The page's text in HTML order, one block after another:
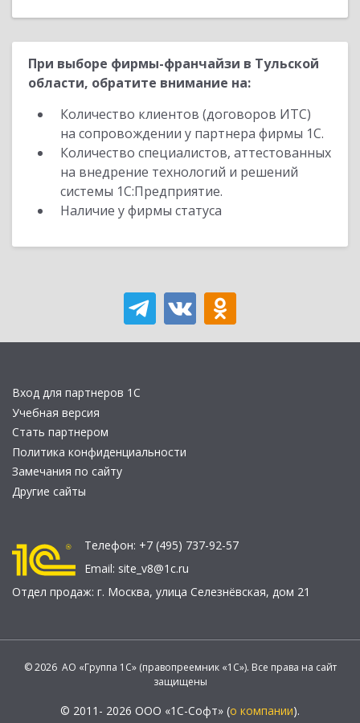
При выборе фирмы-франчайзи в Тульской
области, обратите внимание на:
Количество клиентов (договоров ИТС)
на сопровождении у партнера фирмы 1С.
Количество специалистов, аттестованных
на внедрение технологий и решений
системы 1С:Предприятие.
Наличие у фирмы статуса
Вход для партнеров 1С
Учебная версия
Стать партнером
Политика конфиденциальности
Замечания по сайту
Другие сайты
Телефон: +7 (495) 737-92-57
Email: site_v8@1c.ru
Отдел продаж: г. Москва, улица Селезнёвская, дом 21
© 2026 АО «Группа 1С» (правопреемник «1С»). Все права на сайт
защищены
© 2011- 2026 ООО «1С-Софт» (о компании).